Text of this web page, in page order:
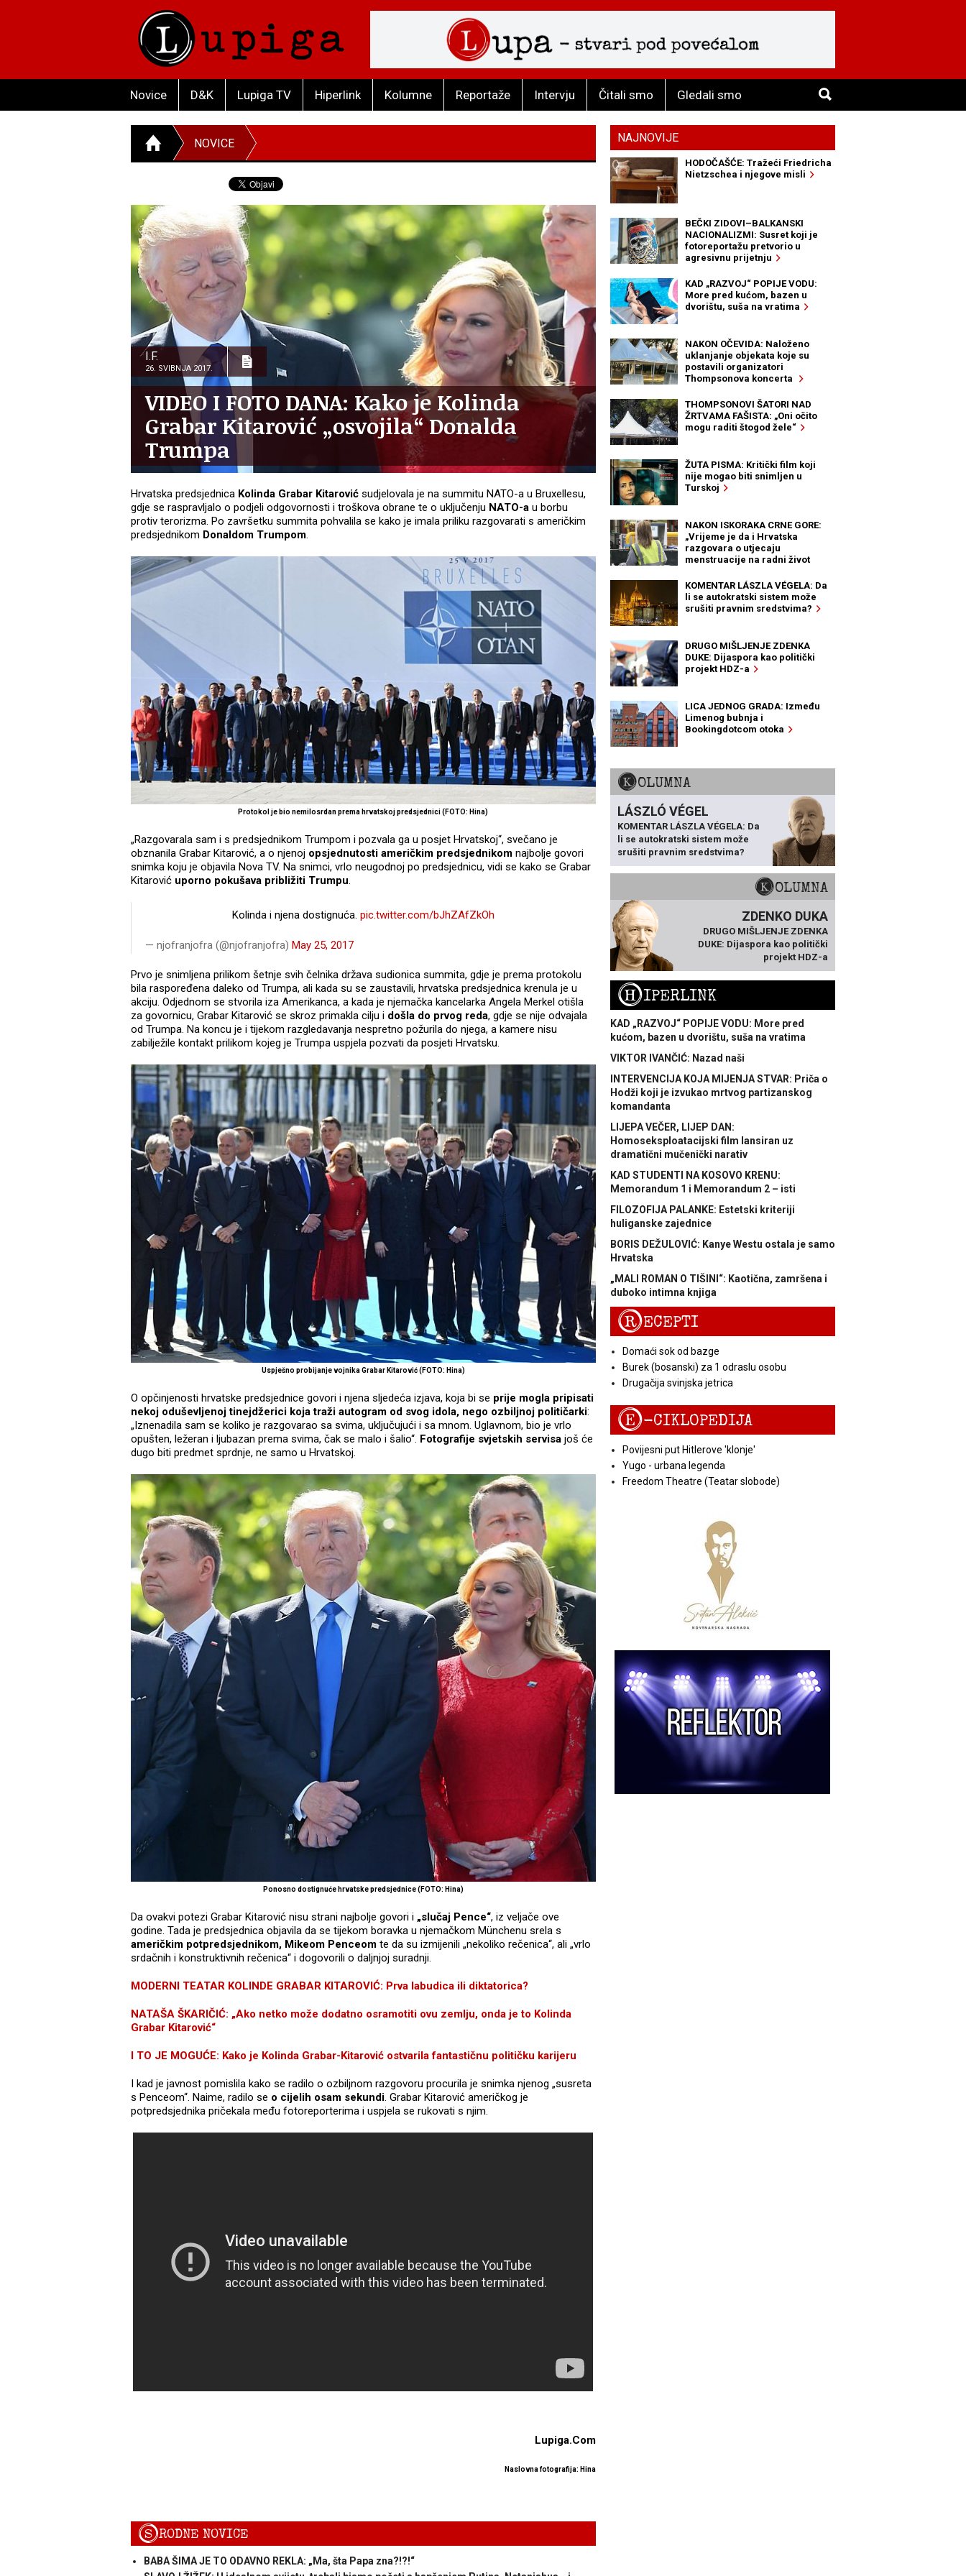
Novice D&K Lupiga TV Hiperlink Kolumne Reportaže Intervju Čitali smo Gledali smo
NOVICE
I.F.
26. SVIBNJA 2017.
VIDEO I FOTO DANA: Kako je Kolinda
Grabar Kitarović „osvojila“ Donalda
Trumpa
Hrvatska predsjednica Kolinda Grabar Kitarović sudjelovala je na summitu NATO-a u Bruxellesu,
gdje se raspravljalo o podjeli odgovornosti i troškova obrane te o uključenju NATO-a u borbu
protiv terorizma. Po završetku summita pohvalila se kako je imala priliku razgovarati s američkim
predsjednikom Donaldom Trumpom.
Protokol je bio nemilosrdan prema hrvatskoj predsjednici (FOTO: Hina)
„Razgovarala sam i s predsjednikom Trumpom i pozvala ga u posjet Hrvatskoj“, svečano je
obznanila Grabar Kitarović, a o njenoj opsjednutosti američkim predsjednikom najbolje govori
snimka koju je objavila Nova TV. Na snimci, vrlo neugodnoj po predsjednicu, vidi se kako se Grabar
Kitarović uporno pokušava približiti Trumpu.
Kolinda i njena dostignuća. pic.twitter.com/bJhZAfZkOh
— njofranjofra (@njofranjofra) May 25, 2017
Prvo je snimljena prilikom šetnje svih čelnika država sudionica summita, gdje je prema protokolu
bila raspoređena daleko od Trumpa, ali kada su se zaustavili, hrvatska predsjednica krenula je u
akciju. Odjednom se stvorila iza Amerikanca, a kada je njemačka kancelarka Angela Merkel otišla
za govornicu, Grabar Kitarović se skroz primakla cilju i došla do prvog reda, gdje se nije odvajala
od Trumpa. Na koncu je i tijekom razgledavanja nespretno požurila do njega, a kamere nisu
zabilježile kontakt prilikom kojeg je Trumpa uspjela pozvati da posjeti Hrvatsku.
Uspješno probijanje vojnika Grabar Kitarović (FOTO: Hina)
O opčinjenosti hrvatske predsjednice govori i njena sljedeća izjava, koja bi se prije mogla pripisati
nekoj oduševljenoj tinejdžerici koja traži autogram od svog idola, nego ozbiljnoj političarki:
„Iznenadila sam se koliko je razgovarao sa svima, uključujući i sa mnom. Uglavnom, bio je vrlo
opušten, ležeran i ljubazan prema svima, čak se malo i šalio“. Fotografije svjetskih servisa još će
dugo biti predmet sprdnje, ne samo u Hrvatskoj.
Ponosno dostignuće hrvatske predsjednice (FOTO: Hina)
Da ovakvi potezi Grabar Kitarović nisu strani najbolje govori i „slučaj Pence“, iz veljače ove
godine. Tada je predsjednica objavila da se tijekom boravka u njemačkom Münchenu srela s
američkim potpredsjednikom, Mikeom Penceom te da su izmijenili „nekoliko rečenica“, ali „vrlo
srdačnih i konstruktivnih rečenica“ i dogovorili o daljnjoj suradnji.
MODERNI TEATAR KOLINDE GRABAR KITAROVIĆ: Prva labudica ili diktatorica?
NATAŠA ŠKARIČIĆ: „Ako netko može dodatno osramotiti ovu zemlju, onda je to Kolinda
Grabar Kitarović“
I TO JE MOGUĆE: Kako je Kolinda Grabar-Kitarović ostvarila fantastičnu političku karijeru
I kad je javnost pomislila kako se radilo o ozbiljnom razgovoru procurila je snimka njenog „susreta
s Penceom“. Naime, radilo se o cijelih osam sekundi. Grabar Kitarović američkog je
potpredsjednika pričekala među fotoreporterima i uspjela se rukovati s njim.
Lupiga.Com
Naslovna fotografija: Hina
SRODNE NOVICE
BABA ŠIMA JE TO ODAVNO REKLA: „Ma, šta Papa zna?!?!“
NAJNOVIJE
HODOČAŠĆE: Tražeći Friedricha
Nietzschea i njegove misli
BEČKI ZIDOVI–BALKANSKI
NACIONALIZMI: Susret koji je
fotoreportažu pretvorio u
agresivnu prijetnju
KAD „RAZVOJ“ POPIJE VODU:
More pred kućom, bazen u
dvorištu, suša na vratima
NAKON OČEVIDA: Naloženo
uklanjanje objekata koje su
postavili organizatori
Thompsonova koncerta
THOMPSONOVI ŠATORI NAD
ŽRTVAMA FAŠISTA: „Oni očito
mogu raditi štogod žele“
ŽUTA PISMA: Kritički film koji
nije mogao biti snimljen u
Turskoj
NAKON ISKORAKA CRNE GORE:
„Vrijeme je da i Hrvatska
razgovara o utjecaju
menstruacije na radni život
KOMENTAR LÁSZLA VÉGELA: Da
li se autokratski sistem može
srušiti pravnim sredstvima?
DRUGO MIŠLJENJE ZDENKA
DUKE: Dijaspora kao politički
projekt HDZ-a
LICA JEDNOG GRADA: Između
Limenog bubnja i
Bookingdotcom otoka
KOLUMNA
LÁSZLÓ VÉGEL
KOMENTAR LÁSZLA VÉGELA: Da
li se autokratski sistem može
srušiti pravnim sredstvima?
KOLUMNA
ZDENKO DUKA
DRUGO MIŠLJENJE ZDENKA
DUKE: Dijaspora kao politički
projekt HDZ-a
HIPERLINK
KAD „RAZVOJ“ POPIJE VODU: More pred
kućom, bazen u dvorištu, suša na vratima
VIKTOR IVANČIĆ: Nazad naši
INTERVENCIJA KOJA MIJENJA STVAR: Priča o
Hodži koji je izvukao mrtvog partizanskog
komandanta
LIJEPA VEČER, LIJEP DAN:
Homoseksploatacijski film lansiran uz
dramatični mučenički narativ
KAD STUDENTI NA KOSOVO KRENU:
Memorandum 1 i Memorandum 2 – isti
FILOZOFIJA PALANKE: Estetski kriteriji
huliganske zajednice
BORIS DEŽULOVIĆ: Kanye Westu ostala je samo
Hrvatska
„MALI ROMAN O TIŠINI“: Kaotična, zamršena i
duboko intimna knjiga
RECEPTI
Domaći sok od bazge
Burek (bosanski) za 1 odraslu osobu
Drugačija svinjska jetrica
E-CIKLOPEDIJA
Povijesni put Hitlerove 'klonje'
Yugo - urbana legenda
Freedom Theatre (Teatar slobode)